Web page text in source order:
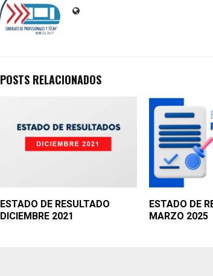
POSTS RELACIONADOS
ESTADO DE RESULTADO
DICIEMBRE 2021
ESTADO DE
MARZO 2025